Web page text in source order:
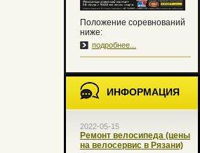
Положение соревнований
ниже:
подробнее...
ИНФОРМАЦИЯ
2022-05-15
Ремонт велосипеда (цены
на велосервис в Рязани)